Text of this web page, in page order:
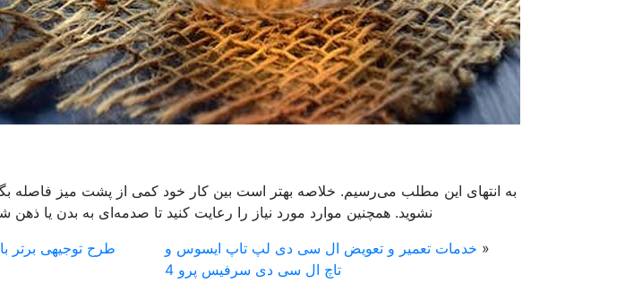
به انتهای این مطلب می‌رسیم. خلاصه بهتر است بین کار خود کمی از پشت میز فاصله
نشوید. همچنین موارد مورد نیاز را رعایت کنید تا صدمه‌ای به بدن یا
« خدمات تعمیر و تعویض ال سی دی لپ تاپ ایسوس و
تاچ ال سی دی سرفیس پرو 4
طرح توجیهی برتر